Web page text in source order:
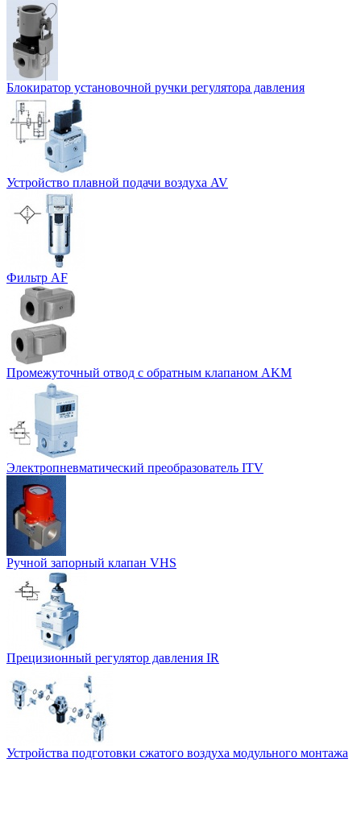
Блокиратор установочной ручки регулятора давления
Устройство плавной подачи воздуха AV
Фильтр AF
Промежуточный отвод с обратным клапаном AKM
Электропневматический преобразователь ITV
Ручной запорный клапан VHS
Прецизионный регулятор давления IR
Устройства подготовки сжатого воздуха модульного монтажа